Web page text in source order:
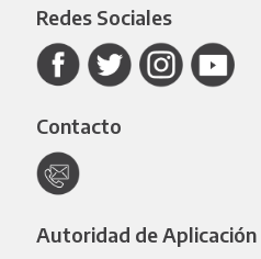
Redes Sociales
Contacto
Autoridad de Aplicación